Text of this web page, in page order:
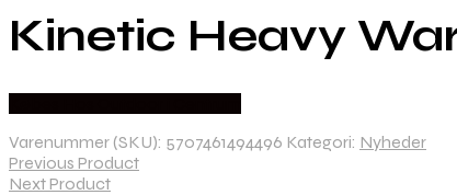
Kinetic Heavy
Varenummer (SKU): 5707461494496 Kategori: Nyheder
Previous Product
Next Product